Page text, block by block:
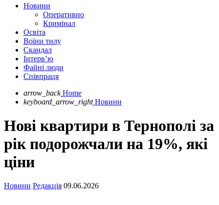
Новини
Оперативно
Кримінал
Освіта
Воїни тилу
Скандал
Інтерв’ю
Файні люди
Співпраця
arrow_back Home
keyboard_arrow_right Новини
Нові квартири в Тернополі за
рік подорожчали на 19%, які
ціни
Новини Редакція 09.06.2026